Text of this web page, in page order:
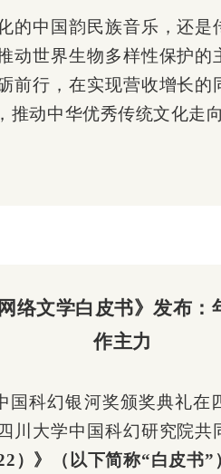
的中国韵民族音乐，还是
动世界生物多样性保护的
前行，在实现营收增长的
推动中华优秀传统文化走
络文学白皮书》发布
作主力
国科幻银河奖颁奖典礼在
川大学中国科幻研究院共
）》（以下简称“白皮书”